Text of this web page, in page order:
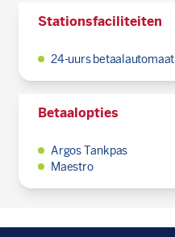
Stationsfaciliteiten
24-uurs betaalautomaat
Betaalopties
Argos Tankpas
Maestro